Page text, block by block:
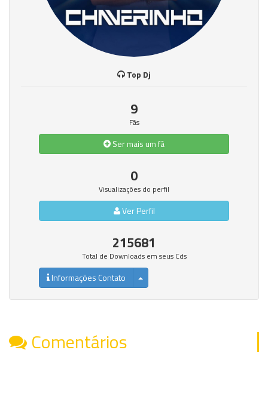
Top Dj
9
Fãs
Ser mais um fã
0
Visualizações do perfil
Ver Perfil
215681
Total de Downloads em seus Cds
Informações Contato
Comentários